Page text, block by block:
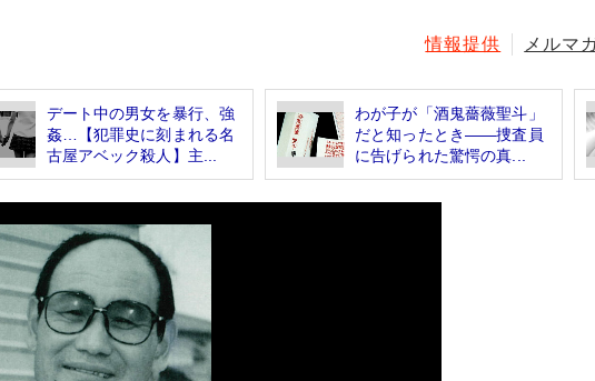
情報提供 メルマ
デート中の男女を暴行、強
姦…【犯罪史に刻まれる名
古屋アベック殺人】主...
わが子が「酒鬼薔薇聖斗」
だと知ったとき――捜査員
に告げられた驚愕の真...